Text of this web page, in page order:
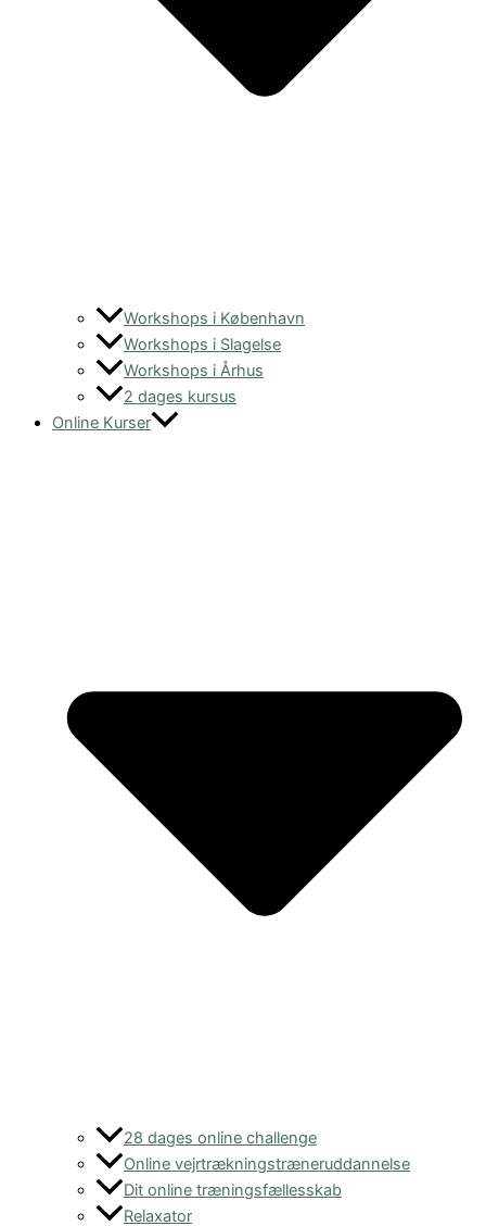
Workshops i København
Workshops i Slagelse
Workshops i Århus
2 dages kursus
Online Kurser
28 dages online challenge
Online vejrtrækningstræneruddannelse
Dit online træningsfællesskab
Relaxator